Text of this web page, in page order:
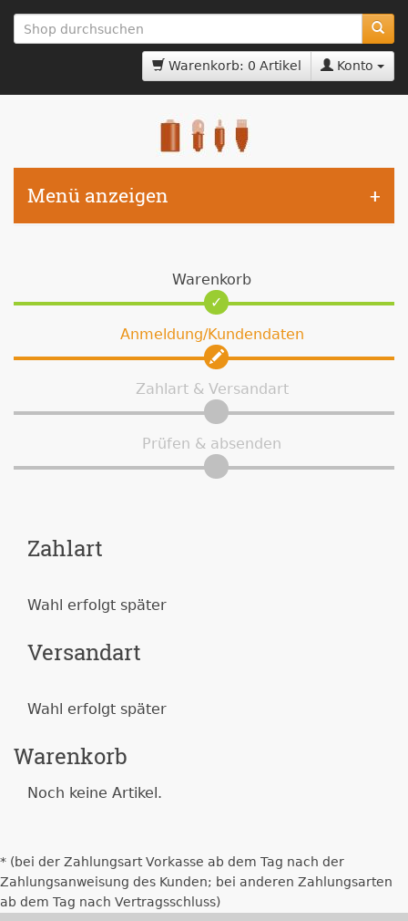
zum
Hauptinhalt
Warenkorb: 0 Artikel Konto
Menü anzeigen
Warenkorb
Anmeldung/Kundendaten
Zahlart & Versandart
Prüfen & absenden
Zahlart
Wahl erfolgt später
Versandart
Wahl erfolgt später
Warenkorb
Noch keine Artikel.
* (bei der Zahlungsart Vorkasse ab dem Tag nach der
Zahlungsanweisung des Kunden; bei anderen Zahlungsarten
ab dem Tag nach Vertragsschluss)